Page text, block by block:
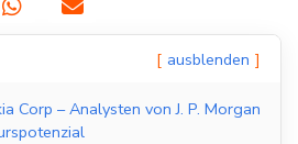
ausblenden
Corp – Analysten von J. P. Morgan